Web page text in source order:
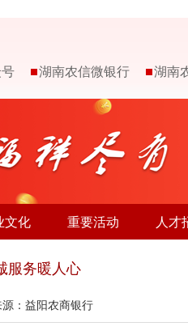
湖南农信微银行 湖南
文化 重要活动 人才
服务暖人心
：益阳农商银行